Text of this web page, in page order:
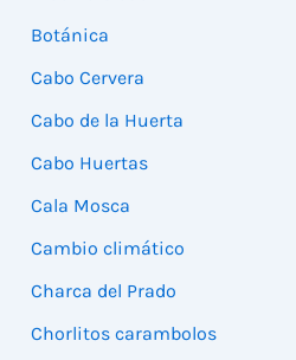
Botánica
Cabo Cervera
Cabo de la Huerta
Cabo Huertas
Cala Mosca
Cambio climático
Charca del Prado
Chorlitos carambolos